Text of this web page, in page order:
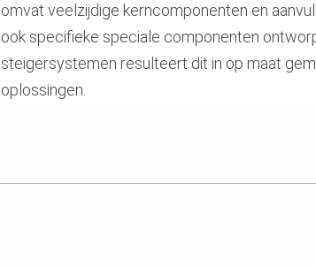
omvat veelzijdige kerncomponenten en
ook specifieke speciale componenten
steigersystemen resulteert dit in op maat
oplossingen.